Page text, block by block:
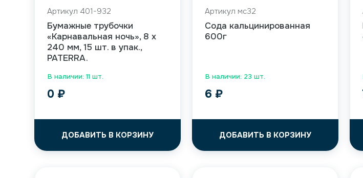
В наличии: 11 шт.
Артикул 401-932
Бумажные трубочки
«Карнавальная ночь», 8 х
240 мм, 15 шт. в упак.,
PATERRA.
0 ₽
ДОБАВИТЬ В КОРЗИНУ
В наличии: 23 шт.
Артикул мс32
Сода кальцинированная
600г
6 ₽
ДОБАВИТЬ В КОРЗИНУ